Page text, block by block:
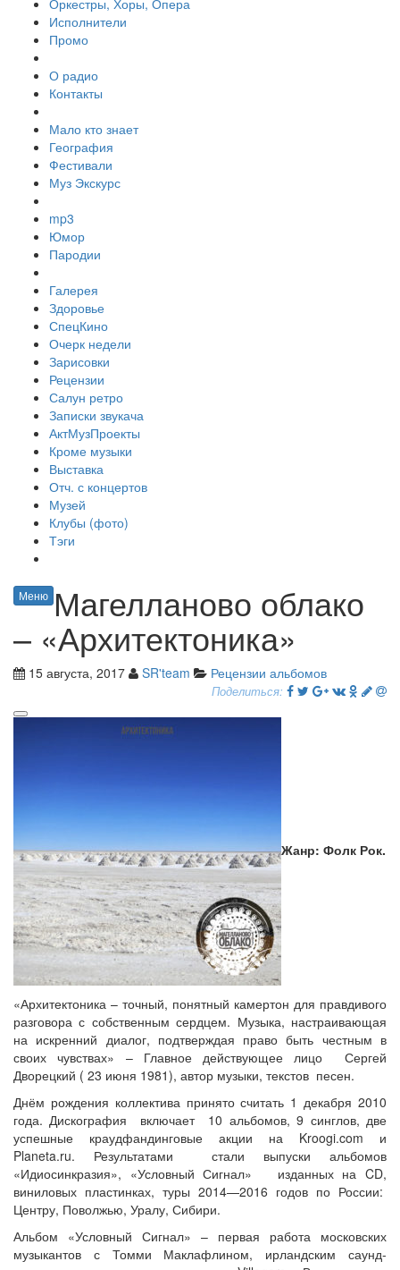
Оркестры, Хоры, Опера
Исполнители
Промо
О радио
Контакты
Мало кто знает
География
Фестивали
Муз Экскурс
mp3
Юмор
Пародии
Галерея
Здоровье
СпецКино
Очерк недели
Зарисовки
Рецензии
Салун ретро
Записки звукача
АктМузПроекты
Кроме музыки
Выставка
Отч. с концертов
Музей
Клубы (фото)
Тэги
Меню Магелланово облако
– «Архитектоника»
15 августа, 2017 SR'team Рецензии альбомов
Поделиться:
Жанр: Фолк Рок.
«Архитектоника – точный, понятный камертон для правдивого
разговора с собственным сердцем. Музыка, настраивающая
на искренний диалог, подтверждая право быть честным в
своих чувствах» – Главное действующее лицо Сергей
Дворецкий ( 23 июня 1981), автор музыки, текстов песен.
Днём рождения коллектива принято считать 1 декабря 2010
года. Дискография включает 10 альбомов, 9 синглов, две
успешные краудфандинговые акции на Kroogi.com и
Planeta.ru. Результатами стали выпуски альбомов
«Идиосинкразия», «Условный Сигнал» изданных на CD,
виниловых пластинках, туры 2014—2016 годов по России:
Центру, Поволжью, Уралу, Сибири.
Альбом «Условный Сигнал» – первая работа московских
музыкантов с Томми Маклафлином, ирландским саунд-